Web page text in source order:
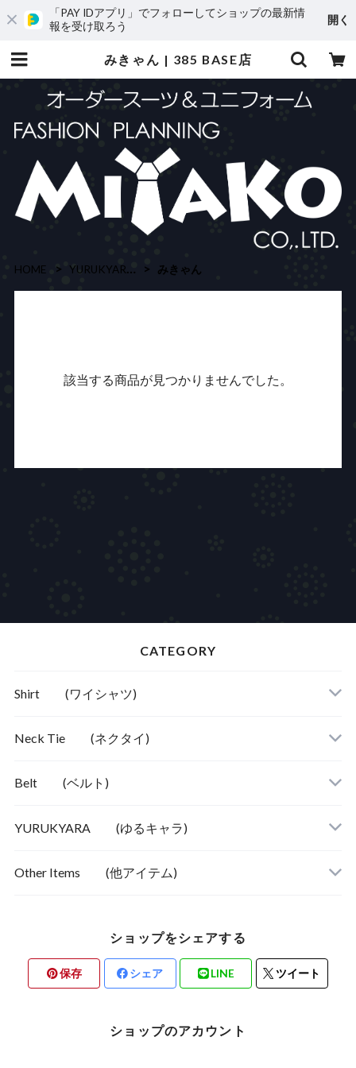
「PAY IDアプリ」でフォローしてショップの最新情
報を受け取ろう
開く
みきゃん | 385 BASE店
HOME YURUKYARA (ゆるキャラ) みきゃん
該当する商品が見つかりませんでした。
CATEGORY
Shirt (ワイシャツ)
ビジネス＆カジュアル
Neck Tie (ネクタイ)
ストライプ系
Belt (ベルト)
YURUKYARA (ゆるキャラ)
Other Items (他アイテム)
ショップをシェアする
保存 シェア LINE ツイート
ショップのアカウント